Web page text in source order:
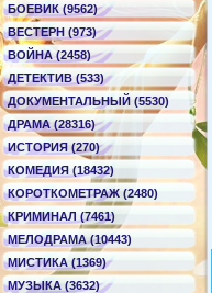
БОЕВИК (9562)
ВЕСТЕРН (973)
ВОЙНА (2458)
ДЕТЕКТИВ (533)
ДОКУМЕНТАЛЬНЫЙ (5530)
ДРАМА (28316)
ИСТОРИЯ (270)
КОМЕДИЯ (18432)
КОРОТКОМЕТРАЖ (2480)
КРИМИНАЛ (7461)
МЕЛОДРАМА (10443)
МИСТИКА (1369)
МУЗЫКА (3632)